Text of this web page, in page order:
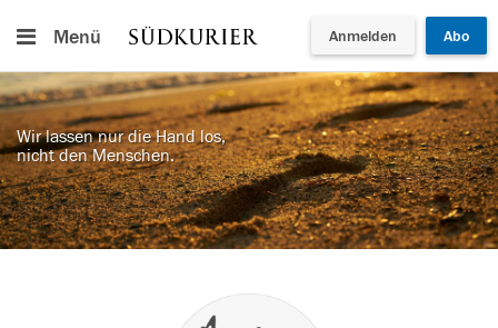
Menü Anmelden Abo
Wir lassen nur die Hand los,
nicht den Menschen.